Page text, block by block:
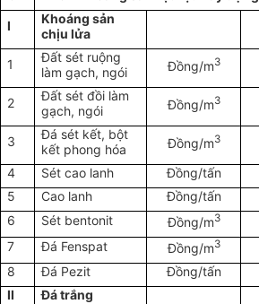
I
Khoáng sản
chịu lửa
1
Đất sét ruộng
làm gạch, ngói
Đồng/m3
2
Đất sét đồi làm
gạch, ngói
Đồng/m3
3
Đá sét kết, bột
kết phong hóa
Đồng/m3
4 Sét cao lanh Đồng/tấn
5
Cao lanh Đồng/tấn
6
Sét bentonit Đồng/m3
7
Đá Fenspat Đồng/m3
8
Đá Pezit Đồng/tấn
II
Đá trắng